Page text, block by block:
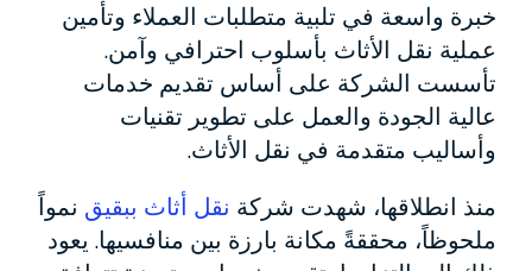
خبرة واسعة في تلبية متطلبات العملاء وتأمين
عملية نقل الأثاث بأسلوب احترافي وآمن.
تأسست الشركة على أساس تقديم خدمات
عالية الجودة والعمل على تطوير تقنيات
وأساليب متقدمة في نقل الأثاث.
منذ انطلاقها، شهدت شركة نقل أثاث ببقيق نمواً
ملحوظاً، محققةً مكانة بارزة بين منافسيها. يعود